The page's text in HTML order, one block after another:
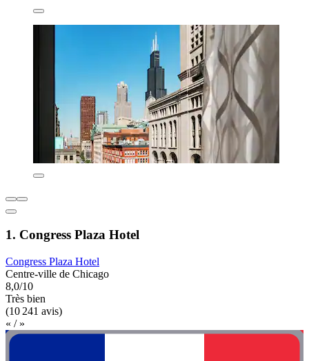
1. Congress Plaza Hotel
Congress Plaza Hotel
Centre-ville de Chicago
8,0/10
Très bien
(10 241 avis)
« / »